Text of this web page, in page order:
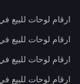
ارقام لوحات للبيع
ارقام لوحات للبيع
ارقام لوحات للبيع
ارقام لوحات للبيع